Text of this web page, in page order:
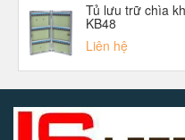
Tủ lưu trữ chìa
KB48
Liên hệ